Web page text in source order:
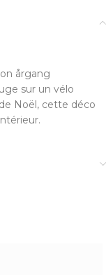
årgang
sur un vélo
Noël, cette déco